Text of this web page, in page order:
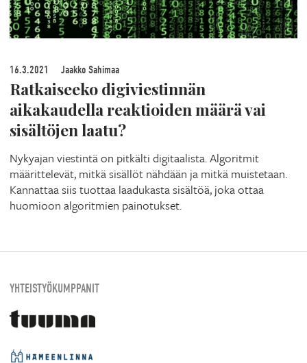
16.3.2021 Jaakko Sahimaa
Ratkaiseeko digiviestinnän
aikakaudella reaktioiden määrä vai
sisältöjen laatu?
Nykyajan viestintä on pitkälti digitaalista. Algoritmit
määrittelevät, mitkä sisällöt nähdään ja mitkä muistetaan.
Kannattaa siis tuottaa laadukasta sisältöä, joka ottaa
huomioon algoritmien painotukset.
YHTEISTYÖKUMPPANIT